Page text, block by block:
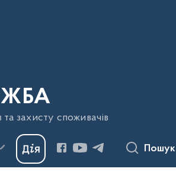
захисту споживачів
Пошук